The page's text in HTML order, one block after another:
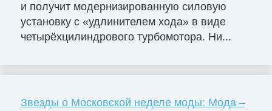
и получит модернизированную силовую
установку с «удлинителем хода» в виде
четырёхцилиндрового турбомотора. Ни...
Звезды о Московской неделе моды: Мода –